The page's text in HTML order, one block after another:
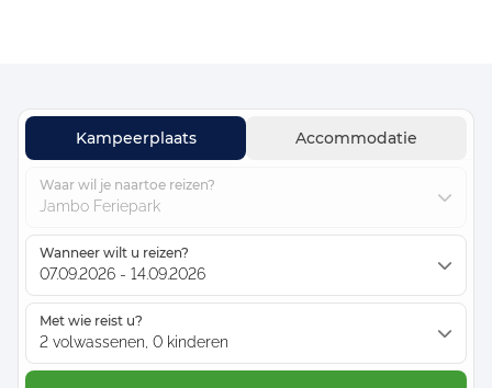
Kampeerplaats Accommodatie
Waar wil je naartoe reizen?
Jambo Feriepark
Wanneer wilt u reizen?
07.09.2026 - 14.09.2026
Met wie reist u?
2 volwassenen, 0 kinderen